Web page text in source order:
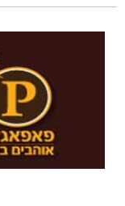
חגיגה
עסיסי
משובח.
מרכז